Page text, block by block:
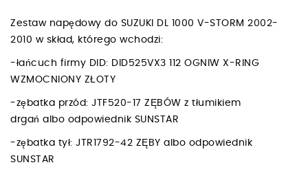
Zestaw napędowy do SUZUKI DL 1000 V-STORM 2002-
2010 w skład, którego wchodzi:
-łańcuch firmy DID: DID525VX3 112 OGNIW X-RING
WZMOCNIONY ZŁOTY
-zębatka przód: JTF520-17 ZĘBÓW z tłumikiem
drgań albo odpowiednik SUNSTAR
-zębatka tył: JTR1792-42 ZĘBY albo odpowiednik
SUNSTAR